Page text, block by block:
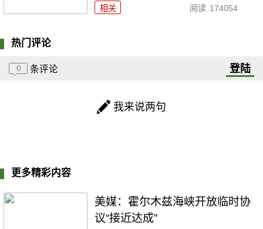
相关 阅读 174054
热门评论
0 条评论 登陆
我来说两句
更多精彩内容
美媒：霍尔木兹海峡开放临时协
议“接近达成”